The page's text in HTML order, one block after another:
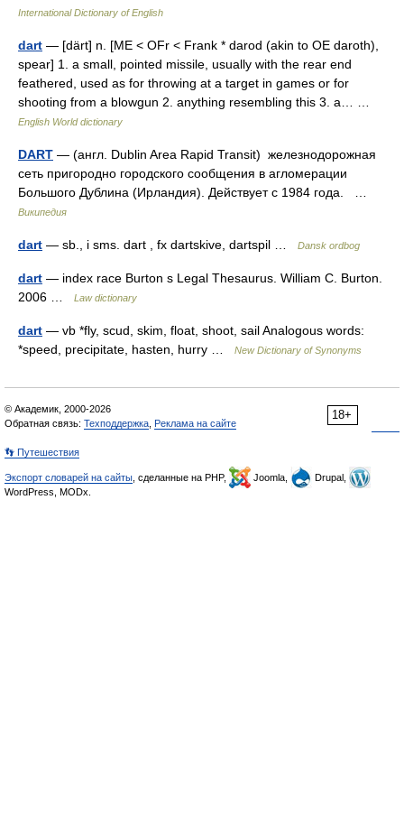
International Dictionary of English
dart — [därt] n. [ME < OFr < Frank * darod (akin to OE daroth),
spear] 1. a small, pointed missile, usually with the rear end
feathered, used as for throwing at a target in games or for
shooting from a blowgun 2. anything resembling this 3. a… …
English World dictionary
DART — (англ. Dublin Area Rapid Transit) железнодорожная
сеть пригородно городского сообщения в агломерации
Большого Дублина (Ирландия). Действует с 1984 года. …
Википедия
dart — sb., i sms. dart , fx dartskive, dartspil … Dansk ordbog
dart — index race Burton s Legal Thesaurus. William C. Burton.
2006 …
Law dictionary
dart — vb *fly, scud, skim, float, shoot, sail Analogous words:
*speed, precipitate, hasten, hurry …
New Dictionary of Synonyms
18+
© Академик, 2000-2026
Обратная связь: Техподдержка Реклама на сайте
👣 Путешествия
Экспорт словарей на сайты , сделанные на PHP, Joomla,
Drupal,
WordPress, MODx.